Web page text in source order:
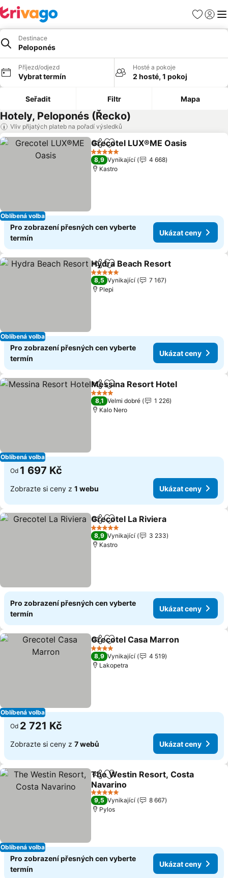
Oblíbené
Destinace
Peloponés
Příjezd/odjezd
Vybrat termín
Hosté a pokoje
2 hosté, 1 pokoj
Seřadit Filtr Mapa
Hotely, Peloponés (Řecko)
Vliv přijatých plateb na pořadí výsledků
Oblíbená volba
SdíletPřidat na seznam oblíbených
Grecotel LUX®ME Oasis
5 Počet hvězdiček
8,9 Vynikající
4 668
Kastro
Pro zobrazení přesných cen vyberte
termín
Ukázat ceny
Oblíbená volba
SdíletPřidat na seznam oblíbených
Hydra Beach Resort
5 Počet hvězdiček
8,5 Vynikající
7 167
Plepi
Pro zobrazení přesných cen vyberte
termín
Ukázat ceny
Oblíbená volba
SdíletPřidat na seznam oblíbených
Messina Resort Hotel
4 Počet hvězdiček
8,1 Velmi dobré
1 226
Kalo Nero
Od 1 697 Kč
Zobrazte si ceny z 1 webu Ukázat ceny
SdíletPřidat na seznam oblíbených
Grecotel La Riviera
5 Počet hvězdiček
8,9 Vynikající
3 233
Kastro
Pro zobrazení přesných cen vyberte
termín
Ukázat ceny
Oblíbená volba
SdíletPřidat na seznam oblíbených
Grecotel Casa Marron
4 Počet hvězdiček
8,9 Vynikající
4 519
Lakopetra
Od 2 721 Kč
Zobrazte si ceny z 7 webů Ukázat ceny
Oblíbená volba
SdíletPřidat na seznam oblíbených
The Westin Resort, Costa
Navarino
5 Počet hvězdiček
9,5 Vynikající
8 667
Pylos
Pro zobrazení přesných cen vyberte
termín
Ukázat ceny